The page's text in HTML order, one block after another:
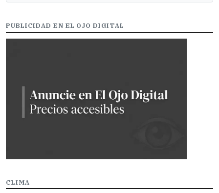
PUBLICIDAD EN EL OJO DIGITAL
CLIMA